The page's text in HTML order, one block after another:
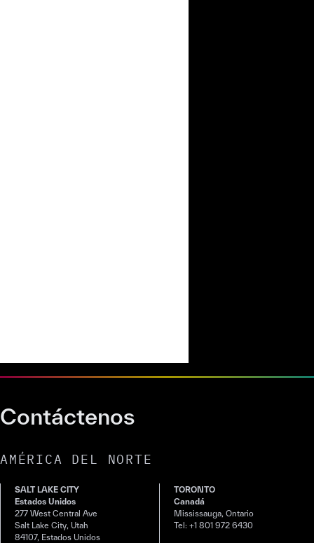
Contáctenos
AMÉRICA DEL NORTE
SALT LAKE CITY
Estados Unidos
277 West Central Ave
Salt Lake City, Utah
84107, Estados Unidos
TORONTO
Canadá
Mississauga, Ontario
Tel: +1 801 972 6430